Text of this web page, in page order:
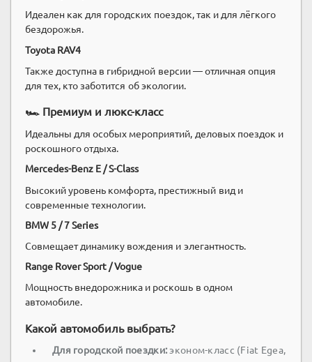
Идеален как для городских поездок, так и для лёгкого
бездорожья.
Toyota RAV4
Также доступна в гибридной версии — отличная опция
для тех, кто заботится об экологии.
🏎️ Премиум и люкс-класс
Идеальны для особых мероприятий, деловых поездок и
роскошного отдыха.
Mercedes-Benz E / S-Class
Высокий уровень комфорта, престижный вид и
современные технологии.
BMW 5 / 7 Series
Совмещает динамику вождения и элегантность.
Range Rover Sport / Vogue
Мощность внедорожника и роскошь в одном
автомобиле.
Какой автомобиль выбрать?
Для городской поездки: эконом-класс (Fiat Egea,